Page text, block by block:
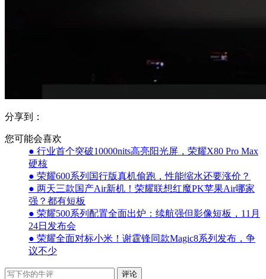
分享到：
您可能会喜欢
● 行业首个突破10000nits高亮阳光屏，荣耀X80 Pro Max
硬核
● 荣耀600系列国行版真机偷跑，性能缩水还要涨价？
● 两天三款国产Air新机！荣耀联想红魔PK苹果Air哪家
强？都有短板
● 荣耀500系列配置全面出炉：续航强但影像短板，11月
24日发布会
● 荣耀全面对标小米！谢霆锋同款Magic8系列发布，争
议不少
评论